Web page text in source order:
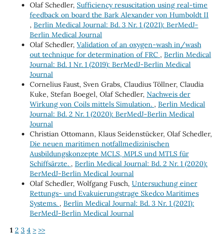
Olaf Schedler, Sufficiency resuscitation using real-time
feedback on board the Bark Alexander von Humboldt II
, Berlin Medical Journal: Bd. 3 Nr. 1 (2021): BerMedJ-
Berlin Medical Journal
Olaf Schedler, Validation of an oxygen-wash in/wash
out technique for determination of FRC , Berlin Medical
Journal: Bd. 1 Nr. 1 (2019): BerMedJ-Berlin Medical
Journal
Cornelius Faust, Sven Grabs, Claudius Töllner, Claudia
Kuke, Stefan Boegel, Olaf Schedler, Nachweis der
Wirkung von Coils mittels Simulation. , Berlin Medical
Journal: Bd. 2 Nr. 1 (2020): BerMedJ-Berlin Medical
Journal
Christian Ottomann, Klaus Seidenstücker, Olaf Schedler,
Die neuen maritimen notfallmedizinischen
Ausbildungskonzepte MCLS, MPLS und MTLS für
Schiffsärzte. , Berlin Medical Journal: Bd. 2 Nr. 1 (2020):
BerMedJ-Berlin Medical Journal
Olaf Schedler, Wolfgang Fusch, Untersuchung einer
Rettungs- und Evakuierungstrage Skedco Maritimes
Systems. , Berlin Medical Journal: Bd. 3 Nr. 1 (2021):
BerMedJ-Berlin Medical Journal
1 2 3 4 > >>